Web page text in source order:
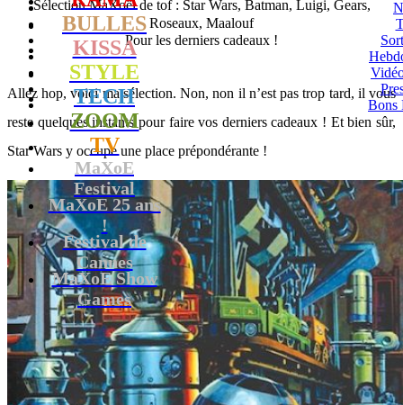
BULLES
KISSA
STYLE
TECH
ZOOM
TV
MaXoE
Festival
MaXoE 25 ans
!
Festival de
Cannes
MaXoE Show
Games
Bons
Sélection MaXoël de tof : Star Wars, Batman, Luigi, Gears,
Roseaux, Maalouf
Pour les derniers cadeaux !
Allez hop, voici ma sélection. Non, non il n’est pas trop tard, il vous
reste quelques instants pour faire vos derniers cadeaux ! Et bien sûr,
Star Wars y occupe une place prépondérante !